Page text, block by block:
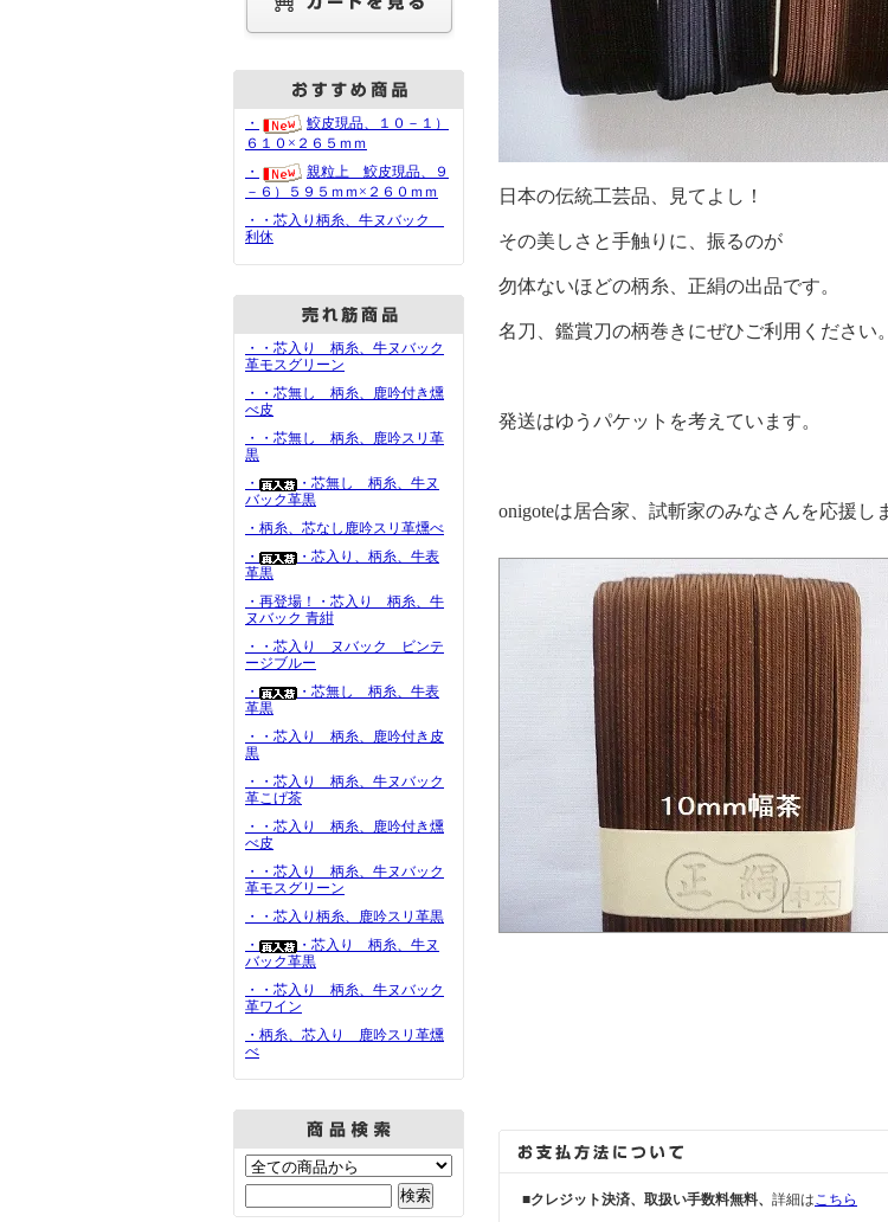
・
鮫皮現品、１０－１）
６１０×２６５ｍｍ
・
親粒上 鮫皮現品、９
－６）５９５ｍｍ×２６０ｍｍ
・・芯入り柄糸、牛ヌバック
利休
・・芯入り 柄糸、牛ヌバック
革モスグリーン
・・芯無し 柄糸、鹿吟付き燻
べ皮
・・芯無し 柄糸、鹿吟スリ革
黒
・
・芯無し 柄糸、牛ヌ
バック革黒
・柄糸、芯なし鹿吟スリ革燻べ
・
・芯入り、柄糸、牛表
革黒
・再登場！・芯入り 柄糸、牛
ヌバック 青紺
・・芯入り ヌバック ビンテ
ージブルー
・
・芯無し 柄糸、牛表
革黒
・・芯入り 柄糸、鹿吟付き皮
黒
・・芯入り 柄糸、牛ヌバック
革こげ茶
・・芯入り 柄糸、鹿吟付き燻
べ皮
・・芯入り 柄糸、牛ヌバック
革モスグリーン
・・芯入り柄糸、鹿吟スリ革黒
・
・芯入り 柄糸、牛ヌ
バック革黒
・・芯入り 柄糸、牛ヌバック
革ワイン
・柄糸、芯入り 鹿吟スリ革燻
べ
日本の伝統工芸品、見てよし！
その美しさと手触りに、振るのが
勿体ないほどの柄糸、正絹の出品です。
名刀、鑑賞刀の柄巻きにぜひご利用ください。
発送はゆうパケットを考えています。
onigoteは居合家、試斬家のみなさんを応援し
■クレジット決済、取扱い手数料無料、 詳細はこちら